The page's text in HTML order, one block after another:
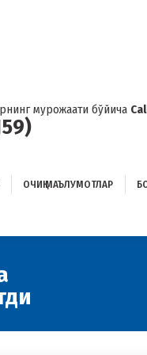
мурожаати бўйича
ОЧИҚ МАЪЛУМОТЛАР